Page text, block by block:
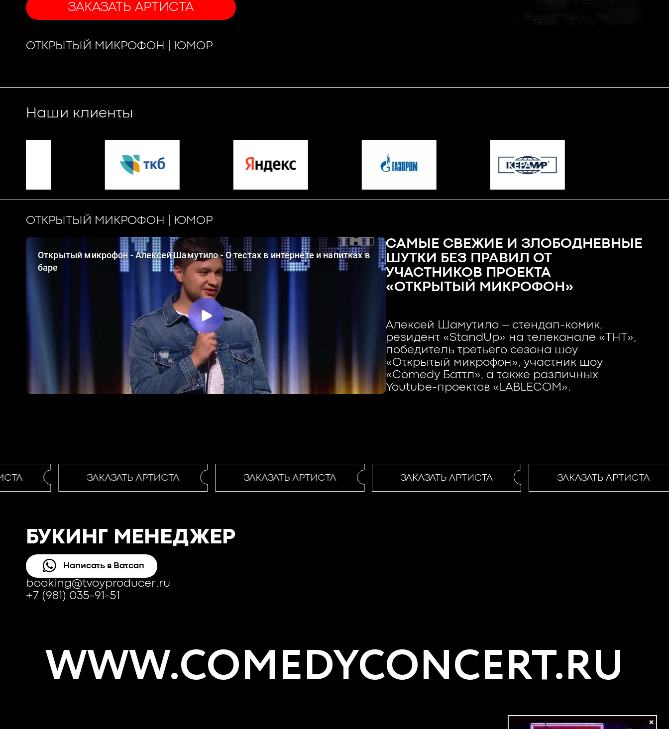
ЗАКАЗАТЬ АРТИСТА
ОТКРЫТЫЙ МИКРОФОН | ЮМОР
Наши клиенты
ОТКРЫТЫЙ МИКРОФОН | ЮМОР
САМЫЕ СВЕЖИЕ И ЗЛОБОДНЕВНЫЕ
ШУТКИ БЕЗ ПРАВИЛ ОТ
УЧАСТНИКОВ ПРОЕКТА
«ОТКРЫТЫЙ МИКРОФОН»
Алексей Шамутило – стендап-комик,
резидент «StandUp» на телеканале «ТНТ»,
победитель третьего сезона шоу
«Открытый микрофон», участник шоу
«Comedy Баттл», а также различных
Youtube-проектов «LABLECOM».
ЗАКАЗАТЬ АРТИСТА ЗАКАЗАТЬ АРТИСТА ЗАКАЗАТЬ АРТИСТА ЗАКАЗАТЬ АРТИСТА
БУКИНГ МЕНЕДЖЕР
Написать в Ватсап
booking@tvoyproducer.ru
+7 (981) 035-91-51
×
WWW.COMEDYCONCERT.RU